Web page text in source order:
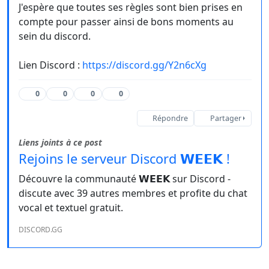
J'espère que toutes ses règles sont bien prises en
compte pour passer ainsi de bons moments au
sein du discord.
Lien Discord : https://discord.gg/Y2n6cXg
0 0 0 0
Répondre Partager
Liens joints à ce post
Rejoins le serveur Discord 𝗪𝗘𝗘𝗞 !
Découvre la communauté 𝗪𝗘𝗘𝗞 sur Discord -
discute avec 39 autres membres et profite du chat
vocal et textuel gratuit.
DISCORD.GG